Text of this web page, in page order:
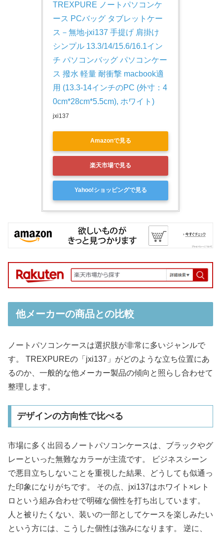
TREXPURE ノートパソコンケ
ース PCバッグ タブレットケー
ス－無地-jxi137 手提げ 肩掛け
シンプル 13.3/14/15.6/16.1イン
チ パソコンバッグ パソコンケー
ス 撥水 軽量 耐衝撃 macbook適
用 (13.3-14インチのPC (外寸：4
0cm*28cm*5.5cm), ホワイト)
jxi137
Amazonで見る
楽天市場で見る
Yahoo!ショッピングで見る
他メーカーの商品との比較
ノートパソコンケースは選択肢が非常に多いジャンルで
す。 TREXPUREの「jxi137」がどのような立ち位置にあ
るのか、一般的な他メーカー製品の傾向と照らし合わせて
整理します。
デザインの方向性で比べる
市場に多く出回るノートパソコンケースは、ブラックやグ
レーといった無難なカラーが主流です。 ビジネスシーン
で悪目立ちしないことを重視した結果、どうしても似通っ
た印象になりがちです。 その点、jxi137はホワイト×レト
ロという組み合わせで明確な個性を打ち出しています。
人と被りたくない、装いの一部としてケースを楽しみたい
という方には、こうした個性は強みになります。 逆に、